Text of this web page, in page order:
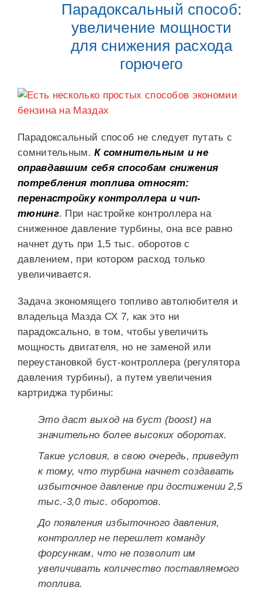
Парадоксальный способ:
увеличение мощности
для снижения расхода
горючего
Парадоксальный способ не следует путать с
сомнительным.К сомнительным и не
оправдавшим себя способам снижения
потребления топлива относят:
перенастройку контроллера и чип-
тюнинг. При настройке контроллера на
сниженное давление турбины, она все равно
начнет дуть при 1,5 тыс. оборотов с
давлением, при котором расход только
увеличивается.
Задача экономящего топливо автолюбителя и
владельца Мазда СХ 7, как это ни
парадоксально, в том, чтобы увеличить
мощность двигателя, но не заменой или
переустановкой буст-контроллера (регулятора
давления турбины), а путем увеличения
картриджа турбины:
Это даст выход на буст (boost) на
значительно более высоких оборотах.
Такие условия, в свою очередь, приведут
к тому, что турбина начнет создавать
избыточное давление при достижении 2,5
тыс.-3,0 тыс. оборотов.
До появления избыточного давления,
контроллер не перешлет команду
форсункам, что не позволит им
увеличивать количество поставляемого
топлива.